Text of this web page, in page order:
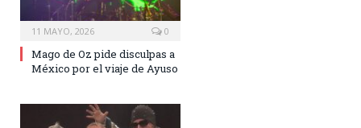
11 MAYO, 2026 0
Mago de Oz pide disculpas a
México por el viaje de Ayuso